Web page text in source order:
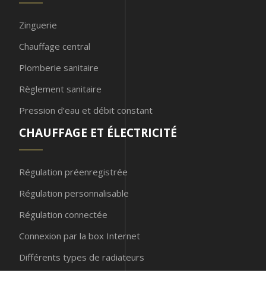
Zinguerie
Chauffage central
Plomberie sanitaire
Règlement sanitaire
Pression d’eau et débit constant
CHAUFFAGE ET ÉLECTRICITÉ
Régulation préenregistrée
Régulation personnalisable
Régulation connectée
Connexion par la box Internet
Différents types de radiateurs